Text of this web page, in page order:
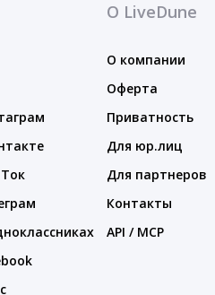
О LiveDune
О компании
Оферта
Приватность
Для юр.лиц
Для партнеров
Контакты
API / MCP